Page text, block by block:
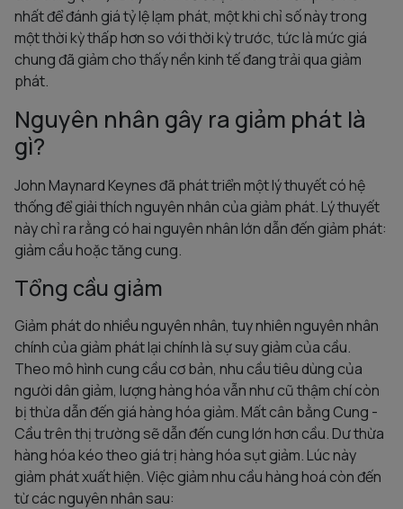
nhất để đánh giá tỷ lệ lạm phát, một khi chỉ số này trong
một thời kỳ thấp hơn so với thời kỳ trước, tức là mức giá
chung đã giảm cho thấy nền kinh tế đang trải qua giảm
phát.
Nguyên nhân gây ra giảm phát là
gì?
John Maynard Keynes đã phát triển một lý thuyết có hệ
thống để giải thích nguyên nhân của giảm phát. Lý thuyết
này chỉ ra rằng có hai nguyên nhân lớn dẫn đến giảm phát:
giảm cầu hoặc tăng cung.
Tổng cầu giảm
Giảm phát do nhiều nguyên nhân, tuy nhiên nguyên nhân
chính của giảm phát lại chính là sự suy giảm của cầu.
Theo mô hình cung cầu cơ bản, nhu cầu tiêu dùng của
người dân giảm, lượng hàng hóa vẫn như cũ thậm chí còn
bị thừa dẫn đến giá hàng hóa giảm. Mất cân bằng Cung -
Cầu trên thị trường sẽ dẫn đến cung lớn hơn cầu. Dư thừa
hàng hóa kéo theo giá trị hàng hóa sụt giảm. Lúc này
giảm phát xuất hiện. Việc giảm nhu cầu hàng hoá còn đến
từ các nguyên nhân sau: